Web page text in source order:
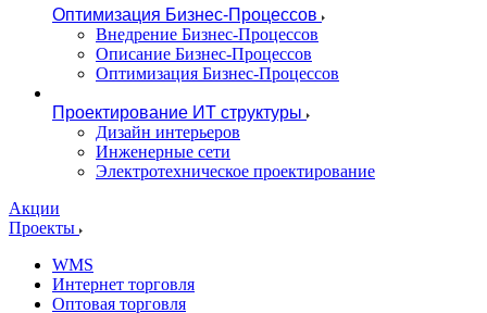
Оптимизация Бизнес-Процессов
Внедрение Бизнес-Процессов
Описание Бизнес-Процессов
Оптимизация Бизнес-Процессов
Проектирование ИТ структуры
Дизайн интерьеров
Инженерные сети
Электротехническое проектирование
Акции
Проекты
WMS
Интернет торговля
Оптовая торговля